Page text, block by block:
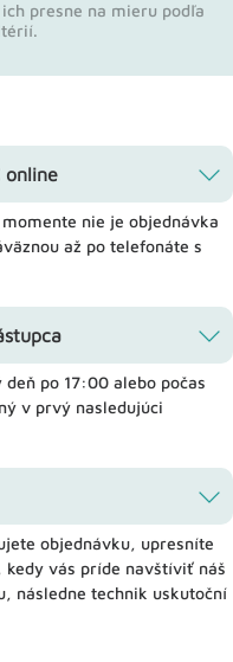
presne na mieru podľa
online
nie je objednávka
až po telefonáte s
po 17:00 alebo počas
v prvý nasledujúci
objednávku, upresníte
vás príde navštíviť náš
následne technik uskutoční